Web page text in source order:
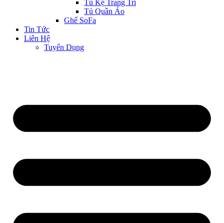
Tủ Kệ Trang Trí
Tủ Quần Áo
Ghế SoFa
Tin Tức
Liên Hệ
Tuyển Dụng